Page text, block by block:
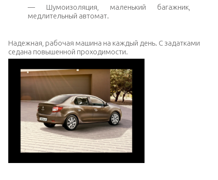
— Шумоизоляция, маленький багажник,
медлительный автомат.
Надежная, рабочая машина на каждый день. С задатками
седана повышенной проходимости.